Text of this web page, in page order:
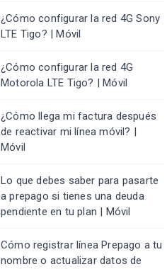
¿Cómo configurar la red 4G Sony
LTE Tigo? | Móvil
¿Cómo configurar la red 4G
Motorola LTE Tigo? | Móvil
¿Cómo llega mi factura después
de reactivar mi línea móvil? |
Móvil
Lo que debes saber para pasarte
a prepago si tienes una deuda
pendiente en tu plan | Móvil
Cómo registrar línea Prepago a tu
nombre o actualizar datos de